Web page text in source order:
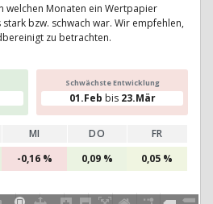
welchen Monaten ein Wertpapier
bzw. schwach war. Wir empfehlen,
zu betrachten.
Schwächste Entwicklung
01.Feb bis 23.Mär
MI DO
FR
-0,16 % 0,09 % 0,05 %